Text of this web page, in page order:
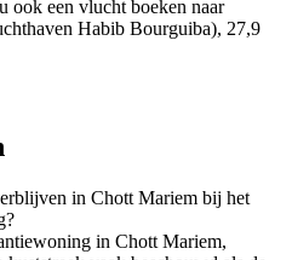
ook een vlucht boeken naar
Habib Bourguiba), 27,9
in Chott Mariem bij het
in Chott Mariem,